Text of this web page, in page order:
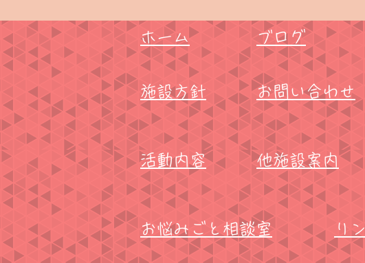
ホーム ブログ
施設方針 お問い合わせ
活動内容 ​他施設案内
​お悩みごと相談室 リ